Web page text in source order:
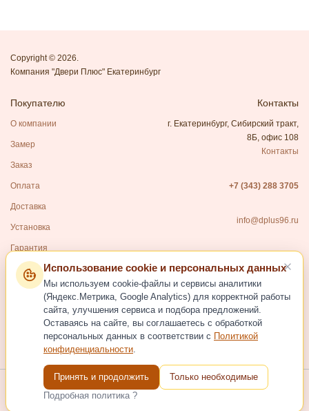
Copyright © 2026.
Компания "Двери Плюс" Екатеринбург
Покупателю
О компании
Замер
Заказ
Оплата
Доставка
Установка
Гарантия
Контакты
г. Екатеринбург, Сибирский тракт,
8Б, офис 108
Контакты
+7 (343) 288 3705
info@dplus96.ru
Каталог
Входные двери
Межкомнатные двери
Фурнитура для дверей
Использование cookie и персональных данных
Мы используем cookie-файлы и сервисы аналитики
(Яндекс.Метрика, Google Analytics) для корректной работы
сайта, улучшения сервиса и подбора предложений.
Оставаясь на сайте, вы соглашаетесь с обработкой
персональных данных в соответствии с
Политикой
конфиденциальности.
Принять и продолжить
Только необходимые
Подробная политика ?